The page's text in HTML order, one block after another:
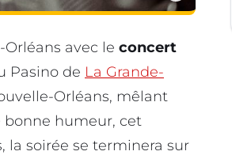
avec le concert
Pasino de La Grande-
Orléans, mêlant
bonne humeur, cet
la soirée se terminera sur